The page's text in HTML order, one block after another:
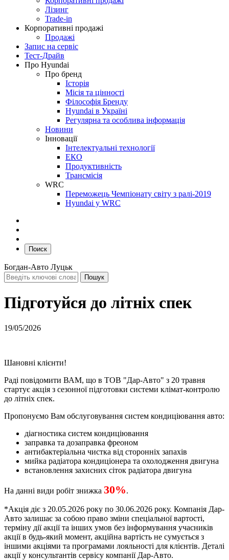
Лізинг
Trade-in
Корпоративні продажі
Продажі
Запис на сервіс
Тест-Драйв
Про Hyundai
Про бренд
Історія
Місія та цінності
Філософія Бренду
Hyundai в Україні
Регулярна та особлива інформація
Новини
Інновації
Інтелектуальні технології
ЕКО
Продуктивність
Трансмісія
WRC
Переможець Чемпіонату світу з ралі-2019
Hyundai у WRC
Поиск
Богдан-Авто Луцьк
Підготуйся до літніх спек
19/05/2026
Шановні клієнти!
Раді повідомити ВАМ, що в ТОВ "Дар-Авто" з 20 травня
стартує акція з сезонної підготовки системи клімат-контролю
до літніх спек.
Пропонуємо Вам обслуговування систем кондиціювання авто:
діагностика систем кондиціювання
заправка та дозаправка фреоном
антибактеріальна чистка від сторонніх запахів
мийка радіатора кондиціонера та охолодження двигуна
встановлення захисних сіток радіатора двигуна
На данні види робіт знижка 30%.
*Акція діє з 20.05.2026 року по 30.06.2026 року. Компанія Дар-
Авто залишає за собою право зміни спеціальної вартості,
терміну дії акції та інших умов без інформування учасників
акції в будь-який момент, акційна вартість не сумується з
іншими акціями та програмами лояльності для клієнтів. Деталі
акції у консультантів сервісу компанії Дар-Авто.